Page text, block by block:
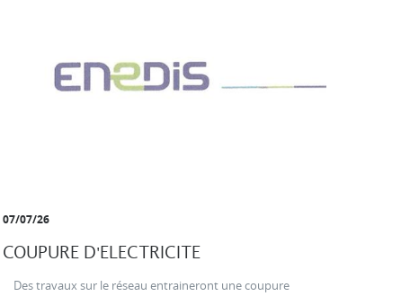
07/07/26
COUPURE D'ELECTRICITE
Des travaux sur le réseau entraineront une coupure